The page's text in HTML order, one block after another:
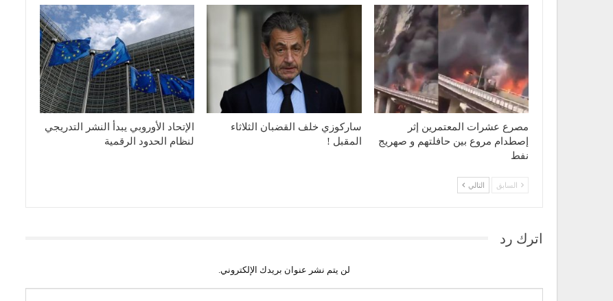
مصرع عشرات المعتمرين إثر
إصطدام مروع بين حافلتهم و صهريج
نفط
ساركوزي خلف القضبان الثلاثاء
المقبل !
الإتحاد الأوروبي يبدأ النشر التدريجي
لنظام الحدود الرقمية
السابق التالي
اترك رد
لن يتم نشر عنوان بريدك الإلكتروني.